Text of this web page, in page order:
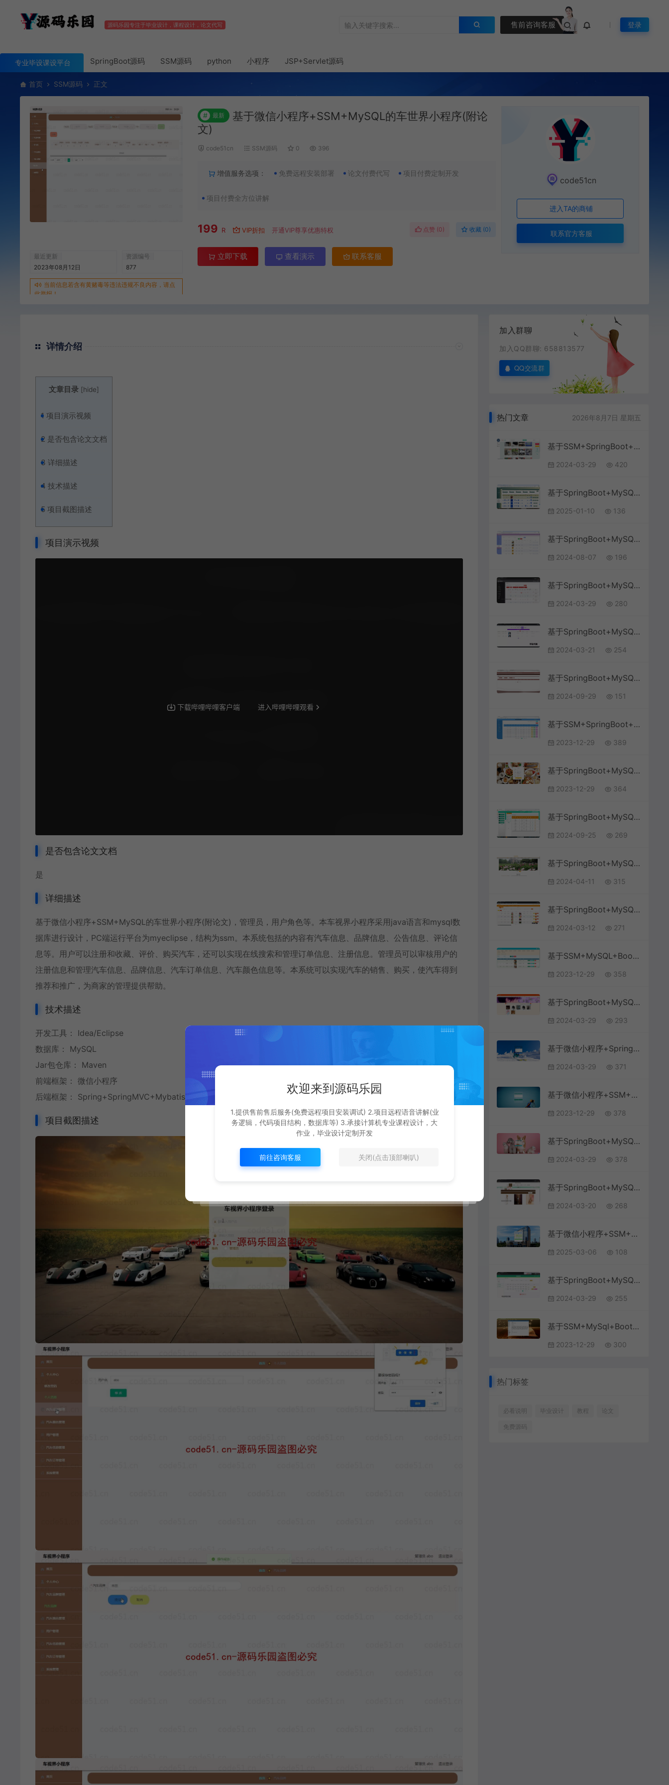
源码乐园专注于毕业设计，课程设计，论文代写 售前咨询客服 登录
专业毕设课设平台 SpringBoot源码 SSM源码 python 小程序 JSP+Servlet源码
首页 SSM源码 正文
最近更新
2023年08月12日
资源编号
877
当前信息若含有黄赌毒等违法违规不良内容，请点
此举报！
# 最新
基于微信小程序+SSM+MySQL的车世界小程序(附论
文)
code51cn SSM源码 0 396
增值服务选项： 免费远程安装部署 论文付费代写 项目付费定制开发
项目付费全方位讲解
199 R VIP折扣 开通VIP尊享优惠特权 点赞 (0) 收藏 (0)
立即下载 查看演示 联系客服
code51cn
进入TA的商铺
联系官方客服
详情介绍
文章目录 [hide]
1 项目演示视频
2 是否包含论文文档
3 详细描述
4 技术描述
5 项目截图描述
项目演示视频
是否包含论文文档
是
详细描述
基于微信小程序+SSM+MySQL的车世界小程序(附论文)，管理员，用户角色等。本车视界小程序采用java语言和mysql数
据库进行设计，PC端运行平台为myeclipse，结构为ssm。本系统包括的内容有汽车信息、品牌信息、公告信息、评论信
息等。用户可以注册和收藏、评价、购买汽车，还可以实现在线搜索和管理订单信息、注册信息。管理员可以审核用户的
注册信息和管理汽车信息、品牌信息、汽车订单信息、汽车颜色信息等。本系统可以实现汽车的销售、购买，使汽车得到
推荐和推广，为商家的管理提供帮助。
技术描述
开发工具： Idea/Eclipse
数据库： MySQL
Jar包仓库： Maven
前端框架： 微信小程序
后端框架： Spring+SpringMVC+Mybatis
项目截图描述
加入群聊
加入QQ群聊: 658813577
QQ交流群
热门文章 2026年8月7日 星期五
基于SSM+SpringBoot+MySQL的高校二手交易系统(附论文)
2024-03-29 420
基于SpringBoot+MySQL+Vue.js的智慧物流小程序(附论文)
2025-01-10 136
基于SpringBoot+MySQL+Vue.js的在线英语阅读分级(附论文)
2024-08-07 196
基于SpringBoot+MySQL+Vue.js的量化积分管理系统(附论文)
2024-03-29 280
基于SpringBoot+MySQL+Vue.js的政务大厅管理系统(附论文)
2024-03-21 254
基于SpringBoot+MySQL+Vue.js的大学生志愿者管理系统(附论文)
2024-09-29 151
基于SSM+SpringBoot+MySQL+Vue+ElementUI前后端分离的网络作业提交批改管理系统(附论文)
2023-12-29 389
基于SpringBoot+MySQL+Vue的网上点餐系统(附论文)
2023-12-29 364
基于SpringBoot+MySQL+Vue.js的高校奖助学金系统(附论文)
2024-09-25 269
基于SpringBoot+MySQL+Vue.js的在线教育网站系统(附论文)
2024-04-11 315
基于SpringBoot+MySQL+Vue.js的志愿者管理系统(附论文)
2024-03-12 271
基于SSM+MySQL+Bootstrap的体育竞赛管理系统(附论文)
2023-12-29 358
基于SpringBoot+MySQL+Vue.js的网络音乐系统(附论文)
2024-03-29 293
基于微信小程序+SpringBoot+MySQL的题库刷题小程序(附论文)
2024-03-29 371
基于微信小程序+SSM+MySQL的高校体育馆管理小程序(附论文)
2023-12-29 378
基于SpringBoot+MySQL+Vue.js的宠物综合服务系统(附论文)
2024-03-29 378
基于SpringBoot+MySQL+Vue.js的知识网站系统(附论文)
2024-03-20 268
基于微信小程序+SSM+MySQL的医院核酸检测服务系统(附论文)
2025-03-06 108
基于SpringBoot+MySQL+Vue.js的学生宿舍维修系统(附论文)
2024-03-29 255
基于SSM+MySql+Bootstrap+JSP的图书馆管理系统(附论文)
2023-12-29 300
热门标签
必看说明 毕业设计 教程 论文
免费源码
欢迎来到源码乐园
1.提供售前售后服务(免费远程项目安装调试) 2.项目远程语音讲解(业
务逻辑，代码项目结构，数据库等) 3.承接计算机专业课程设计，大
作业，毕业设计定制开发
前往咨询客服 关闭(点击顶部喇叭)